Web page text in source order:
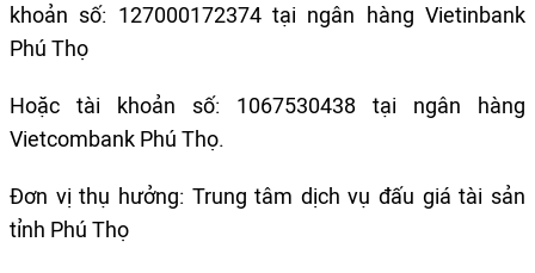
khoản số: 127000172374 tại ngân hàng Vietinbank
Phú Thọ
Hoặc tài khoản số: 1067530438 tại ngân hàng
Vietcombank Phú Thọ.
Đơn vị thụ hưởng: Trung tâm dịch vụ đấu giá tài sản
tỉnh Phú Thọ